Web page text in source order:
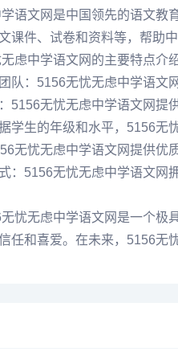
语文网是中国领先的语文教
课件、试卷和资料等，帮助
虑中学语文网的主要特点介
队：5156无忧无虑中学语文
5156无忧无虑中学语文网提
学生的年级和水平，5156无
无忧无虑中学语文网提供优
：5156无忧无虑中学语文网
忧无虑中学语文网是一个极
任和喜爱。在未来，5156无